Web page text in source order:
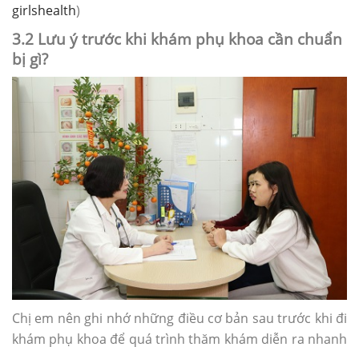
girlshealth)
3.2 Lưu ý trước khi khám phụ khoa cần chuẩn
bị gì?
Chị em nên ghi nhớ những điều cơ bản sau trước khi đi
khám phụ khoa để quá trình thăm khám diễn ra nhanh